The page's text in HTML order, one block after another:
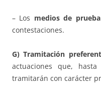
– Los medios de prueba
contestaciones.
G) Tramitación
actuaciones que,
tramitarán con carácter